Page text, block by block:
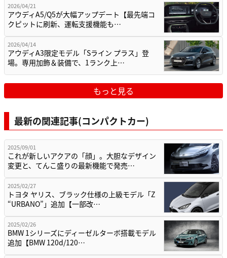
2026/04/21
アウディA5/Q5が大幅アップデート【最先端コ
クピットに刷新、運転支援機能も…
2026/04/14
アウディA3限定モデル「Sライン プラス」登
場。専用加飾＆装備で、1ランク上…
もっと見る
最新の関連記事(コンパクトカー)
2025/09/01
これが新しいアクアの「顔」。大胆なデザイン
変更と、てんこ盛りの最新機能で発売…
2025/02/27
トヨタ ヤリス、ブラック仕様の上級モデル「Z
“URBANO”」追加【一部改…
2025/02/26
BMW 1シリーズにディーゼルターボ搭載モデル
追加【BMW 120d/120…